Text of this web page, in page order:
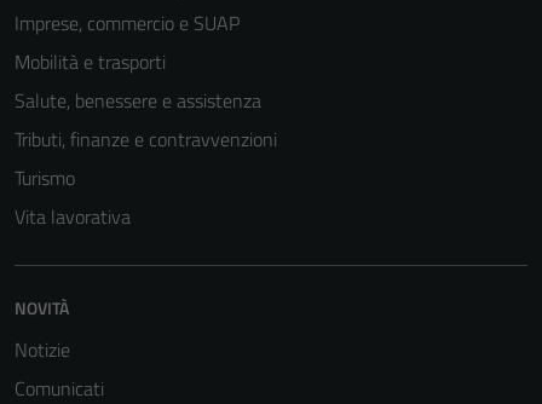
Imprese, commercio e SUAP
Mobilità e trasporti
Salute, benessere e assistenza
Tributi, finanze e contravvenzioni
Turismo
Vita lavorativa
NOVITÀ
Notizie
Comunicati